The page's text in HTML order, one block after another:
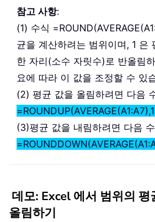
참고 사항:
(1) 수식
균을 계산하려는 범위이며, 1 은
한 자리(소수 자릿수)로 반올림
요에 따라 이 값을 조정할 수 있습
(2) 평균 값을 올림하려면 다음
(3)평균 값을 내림하려면 다음 수
데모: Excel 에서 범위의
올림하기